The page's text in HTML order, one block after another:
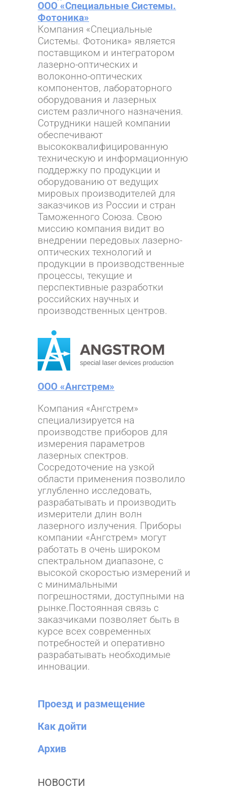
ООО «Специальные Системы.
Фотоника»
Компания «Специальные
Системы. Фотоника» является
поставщиком и интегратором
лазерно-оптических и
волоконно-оптических
компонентов, лабораторного
оборудования и лазерных
систем различного назначения.
Сотрудники нашей компании
обеспечивают
высококвалифицированную
техническую и информационную
поддержку по продукции и
оборудованию от ведущих
мировых производителей для
заказчиков из России и стран
Таможенного Союза. Свою
миссию компания видит во
внедрении передовых лазерно-
оптических технологий и
продукции в производственные
процессы, текущие и
перспективные разработки
российских научных и
производственных центров.
ООО «Ангстрем»
Компания «Ангстрем»
специализируется на
производстве приборов для
измерения параметров
лазерных спектров.
Сосредоточение на узкой
области применения позволило
углубленно исследовать,
разрабатывать и производить
измерители длин волн
лазерного излучения. Приборы
компании «Ангстрем» могут
работать в очень широком
спектральном диапазоне, с
высокой скоростью измерений и
с минимальными
погрешностями, доступными на
рынке.Постоянная связь с
заказчиками позволяет быть в
курсе всех современных
потребностей и оперативно
разрабатывать необходимые
инновации.
Проезд и размещение
Как дойти
Архив
НОВОСТИ